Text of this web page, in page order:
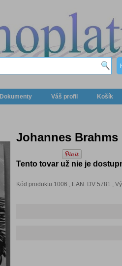
Dokumenty Váš profil Košík
Johannes Brahms
Tento tovar už nie je
Kód produktu:1006 , EAN: DV 5781 ,